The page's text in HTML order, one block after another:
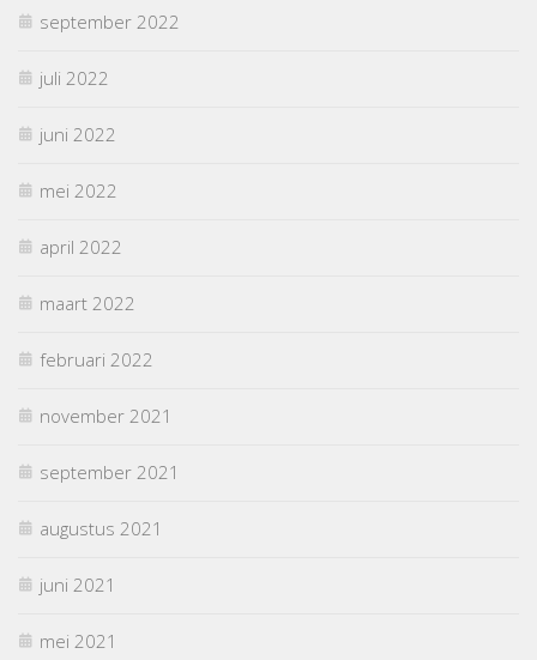
september 2022
juli 2022
juni 2022
mei 2022
april 2022
maart 2022
februari 2022
november 2021
september 2021
augustus 2021
juni 2021
mei 2021